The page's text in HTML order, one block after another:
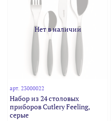
Нет в наличии
арт.23000022
Набор из 24 столовых
приборов Cutlery Feeling,
серые